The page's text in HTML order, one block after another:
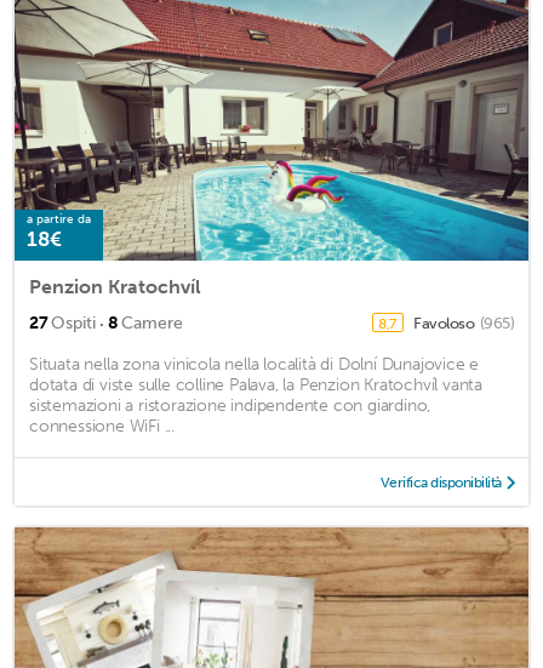
a partire da
18€
Penzion Kratochvíl
27Ospiti · 8Camere 8,7 Favoloso (965)
Situata nella zona vinicola nella località di Dolní Dunajovice e
dotata di viste sulle colline Palava, la Penzion Kratochvíl vanta
sistemazioni a ristorazione indipendente con giardino,
connessione WiFi ...
Verifica disponibilità